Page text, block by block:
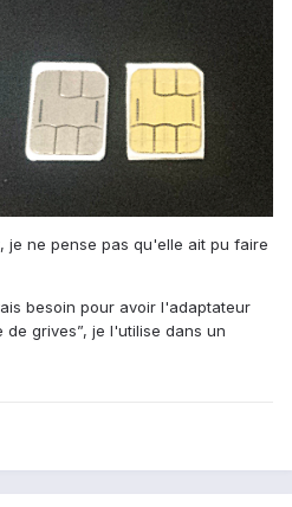
ne pense pas qu'elle ait pu faire
besoin pour avoir l'adaptateur
grives”, je l'utilise dans un